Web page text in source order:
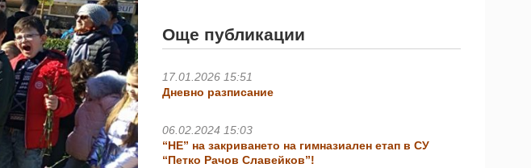
Още публикации
17.01.2026 15:51
Дневно разписание
06.02.2024 15:03
“НЕ” на закриването на гимназиален етап в СУ
“Петко Рачов Славейков”!